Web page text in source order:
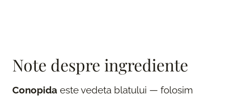
Note despre ingrediente
Conopida este vedeta blatului — folosim